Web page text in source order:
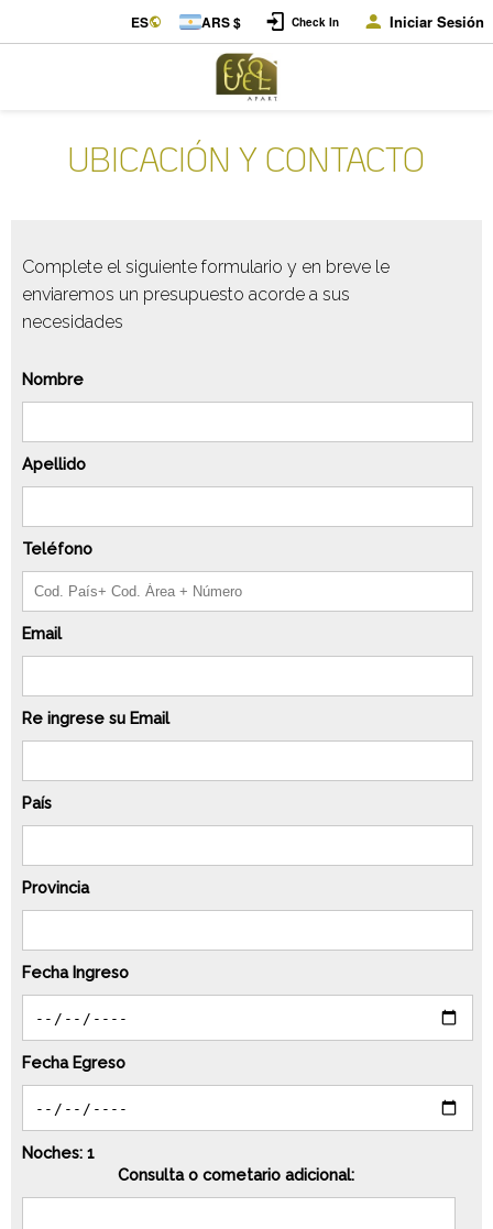
ES ARS $ Check In Iniciar Sesión
UBICACIÓN Y CONTACTO
Complete el siguiente formulario y en breve le
enviaremos un presupuesto acorde a sus
necesidades
Nombre
Apellido
Teléfono
Email
Re ingrese su Email
País
Provincia
Fecha Ingreso
Fecha Egreso
Noches: 1
Consulta o cometario adicional: